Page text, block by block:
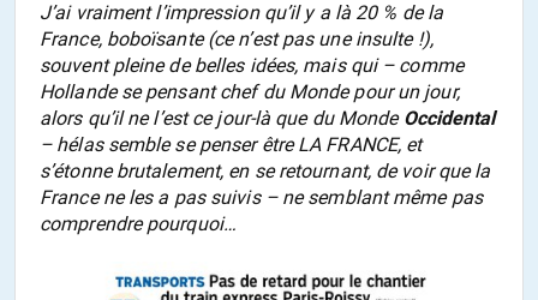
J’ai vraiment l’impression qu’il y a là 20 % de la
France, boboïsante (ce n’est pas une insulte !),
souvent pleine de belles idées, mais qui – comme
Hollande se pensant chef du Monde pour un jour,
alors qu’il ne l’est ce jour-là que du Monde Occidental
– hélas semble se penser être LA FRANCE, et
s’étonne brutalement, en se retournant, de voir que la
France ne les a pas suivis – ne semblant même pas
comprendre pourquoi…